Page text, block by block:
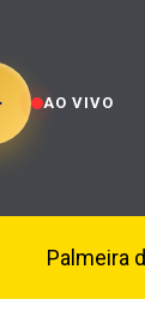
AO VIVO
Palmeira